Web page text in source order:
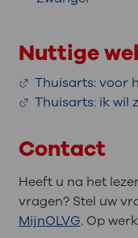
Nuttige
Thuisarts: voor
Thuisarts: ik wil
Contact
Heeft u na het
vragen? Stel uw
MijnOLVG. Op